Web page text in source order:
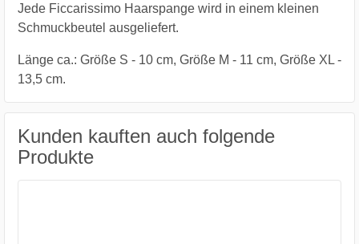
Jede Ficcarissimo Haarspange wird in einem kleinen
Schmuckbeutel ausgeliefert.
Länge ca.: Größe S - 10 cm, Größe M - 11 cm, Größe XL -
13,5 cm.
Kunden kauften auch folgende
Produkte